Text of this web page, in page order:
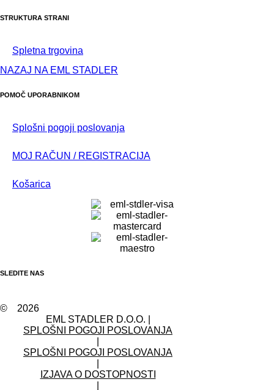
STRUKTURA STRANI
Spletna trgovina
NAZAJ NA EML STADLER
POMOČ UPORABNIKOM
Splošni pogoji poslovanja
MOJ RAČUN / REGISTRACIJA
Košarica
SLEDITE NAS
©
2026
EML STADLER D.O.O.
SPLOŠNI POGOJI POSLOVANJA
SPLOŠNI POGOJI POSLOVANJA
IZJAVA O DOSTOPNOSTI